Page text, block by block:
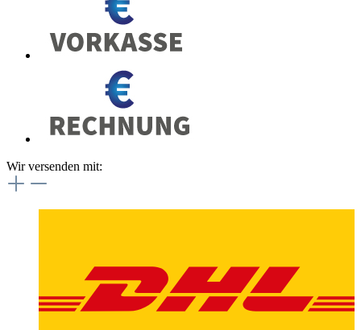
Wir versenden mit: